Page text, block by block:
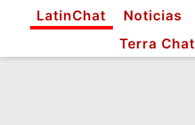
LatinChat
Noticias
Terra Chat